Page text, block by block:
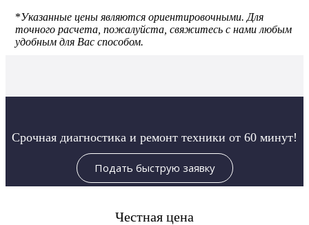
*Указанные цены являются ориентировочными. Для
точного расчета, пожалуйста, свяжитесь с нами любым
удобным для Вас способом.
Срочная диагностика и ремонт техники от 60 минут!
Подать быструю заявку
Честная цена